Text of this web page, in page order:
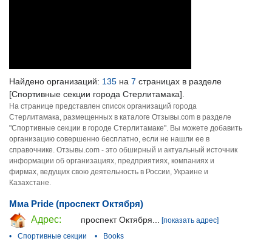
Найдено организаций: 135 на 7 страницах в разделе
[Спортивные секции города Стерлитамака].
На странице представлен список организаций города
Стерлитамака, размещенных в каталоге Отзывы.com в разделе
"Спортивные секции в городе Стерлитамаке". Вы можете добавить
организацию совершенно бесплатно, если не нашли ее в
справочнике. Отзывы.com - это обширный и актуальный источник
информации об организациях, предприятиях, компаниях и
фирмах, ведущих свою деятельность в России, Украине и
Казахстане.
Мма Pride (проспект Октября)
Адрес:
проспект Октября...
[показать адрес]
•
Спортивные секции • Books